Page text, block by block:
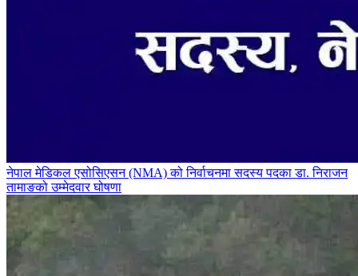
नेपाल मेडिकल एसोसिएसन (NMA) को निर्वाचनमा सदस्य पदका डा. निराजन
तामाङको उम्मेदवार घोषणा